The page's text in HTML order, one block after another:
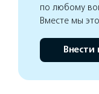
по любому
Вместе мы
Внести